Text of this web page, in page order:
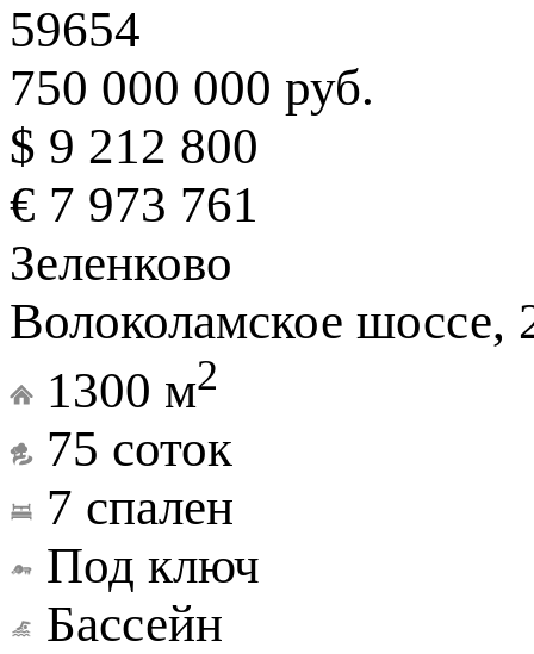
59654
750 000 000 руб.
$ 9 212 800
€ 7 973 761
Зеленково
Волоколамское шоссе,
1300 м2
75 соток
7 спален
Под ключ
Бассейн